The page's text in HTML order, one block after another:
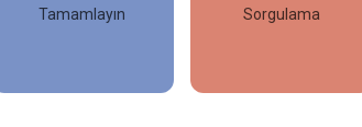
Sorgulama
Rehberi